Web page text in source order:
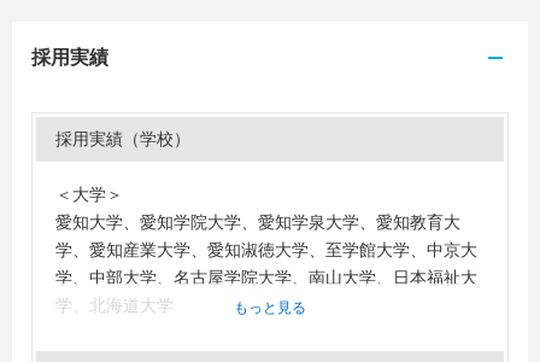
採用実績
採用実績（学校）
＜大学＞
愛知大学、愛知学院大学、愛知学泉大学、愛知教育大
学、愛知産業大学、愛知淑徳大学、至学館大学、中京大
学、中部大学、名古屋学院大学、南山大学、日本福祉大
学、北海道大学
もっと見る